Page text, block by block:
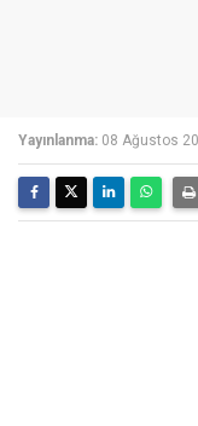
Yayınlanma: 08 Ağustos